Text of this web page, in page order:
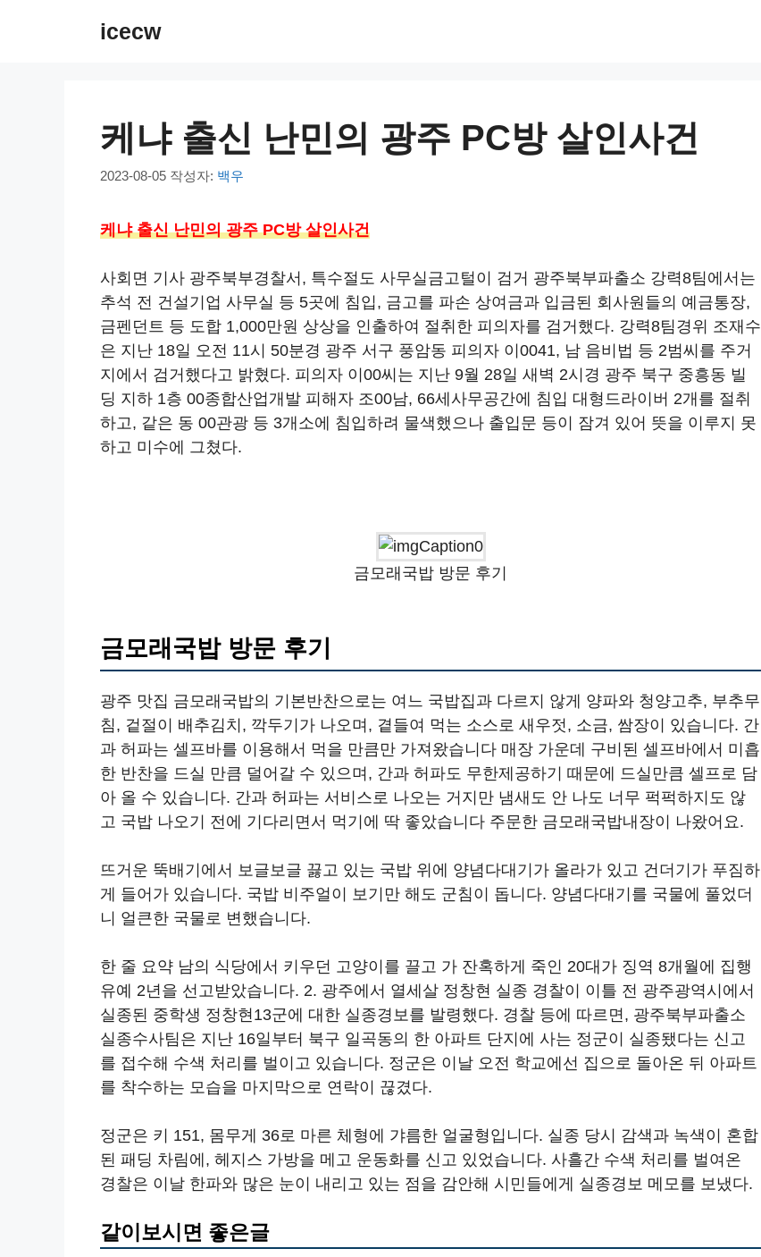
icecw
케냐 출신 난민의 광주 PC방 살인사건
2023-08-05 작성자: 백우
케냐 출신 난민의 광주 PC방 살인사건
사회면 기사 광주북부경찰서, 특수절도 사무실금고털이 검거 광주북부파출소 강력8팀에서는
추석 전 건설기업 사무실 등 5곳에 침입, 금고를 파손 상여금과 입금된 회사원들의 예금통장,
금펜던트 등 도합 1,000만원 상상을 인출하여 절취한 피의자를 검거했다. 강력8팀경위 조재수
은 지난 18일 오전 11시 50분경 광주 서구 풍암동 피의자 이0041, 남 음비법 등 2범씨를 주거
지에서 검거했다고 밝혔다. 피의자 이00씨는 지난 9월 28일 새벽 2시경 광주 북구 중흥동 빌
딩 지하 1층 00종합산업개발 피해자 조00남, 66세사무공간에 침입 대형드라이버 2개를 절취
하고, 같은 동 00관광 등 3개소에 침입하려 물색했으나 출입문 등이 잠겨 있어 뜻을 이루지 못
하고 미수에 그쳤다.
금모래국밥 방문 후기
금모래국밥 방문 후기
광주 맛집 금모래국밥의 기본반찬으로는 여느 국밥집과 다르지 않게 양파와 청양고추, 부추무
침, 겉절이 배추김치, 깍두기가 나오며, 곁들여 먹는 소스로 새우젓, 소금, 쌈장이 있습니다. 간
과 허파는 셀프바를 이용해서 먹을 만큼만 가져왔습니다 매장 가운데 구비된 셀프바에서 미흡
한 반찬을 드실 만큼 덜어갈 수 있으며, 간과 허파도 무한제공하기 때문에 드실만큼 셀프로 담
아 올 수 있습니다. 간과 허파는 서비스로 나오는 거지만 냄새도 안 나도 너무 퍽퍽하지도 않
고 국밥 나오기 전에 기다리면서 먹기에 딱 좋았습니다 주문한 금모래국밥내장이 나왔어요.
뜨거운 뚝배기에서 보글보글 끓고 있는 국밥 위에 양념다대기가 올라가 있고 건더기가 푸짐하
게 들어가 있습니다. 국밥 비주얼이 보기만 해도 군침이 돕니다. 양념다대기를 국물에 풀었더
니 얼큰한 국물로 변했습니다.
한 줄 요약 남의 식당에서 키우던 고양이를 끌고 가 잔혹하게 죽인 20대가 징역 8개월에 집행
유예 2년을 선고받았습니다. 2. 광주에서 열세살 정창현 실종 경찰이 이틀 전 광주광역시에서
실종된 중학생 정창현13군에 대한 실종경보를 발령했다. 경찰 등에 따르면, 광주북부파출소
실종수사팀은 지난 16일부터 북구 일곡동의 한 아파트 단지에 사는 정군이 실종됐다는 신고
를 접수해 수색 처리를 벌이고 있습니다. 정군은 이날 오전 학교에선 집으로 돌아온 뒤 아파트
를 착수하는 모습을 마지막으로 연락이 끊겼다.
정군은 키 151, 몸무게 36로 마른 체형에 갸름한 얼굴형입니다. 실종 당시 감색과 녹색이 혼합
된 패딩 차림에, 헤지스 가방을 메고 운동화를 신고 있었습니다. 사흘간 수색 처리를 벌여온
경찰은 이날 한파와 많은 눈이 내리고 있는 점을 감안해 시민들에게 실종경보 메모를 보냈다.
같이보시면 좋은글